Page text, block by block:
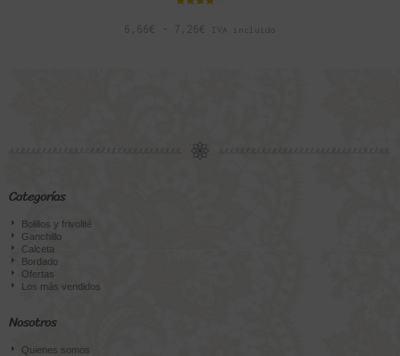
4.00
6,66 € - 7,26 € IVA incluido
Categorías
Bolillos y frivolité
Ganchillo
Calceta
Bordado
Ofertas
Los más vendidos
Nosotros
Quienes somos